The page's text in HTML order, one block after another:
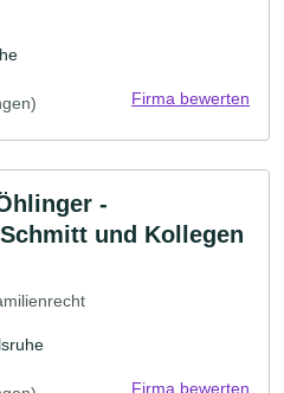
Firma bewerten
-
und Kollegen
Firma bewerten